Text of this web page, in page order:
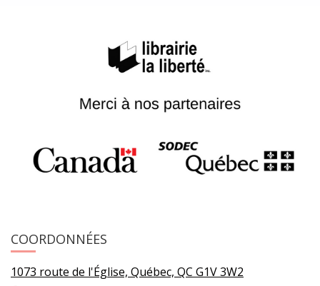
COORDONNÉES
1073 route de l'Église, Québec, QC G1V 3W2